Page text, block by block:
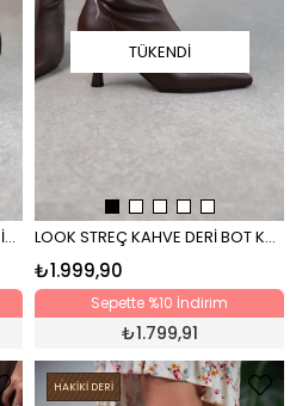
LOOK STREÇ SİYAH SÜET BOT SİYAH
TÜKENDI
LOOK STREÇ KAHVE DERİ BOT KAHVE
₺1.999,90
Sepette %10 İndirim
₺1.799,91
HAKİKİ DERİ